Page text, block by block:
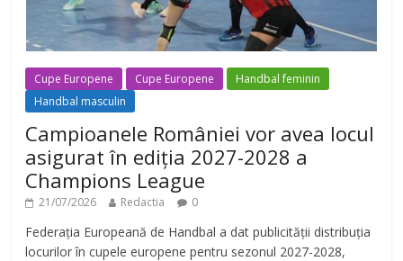
Cupe Europene Cupe Europene
Handbal feminin
Handbal masculin
Campioanele României vor avea locul
asigurat în ediția 2027-2028 a
Champions League
21/07/2026 Redactia 0
Federația Europeană de Handbal a dat publicității distribuția
locurilor în cupele europene pentru sezonul 2027-2028,